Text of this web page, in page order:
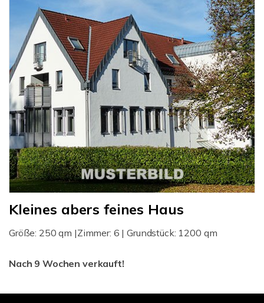
Kleines abers feines Haus
Größe: 250 qm |Zimmer: 6 | Grundstück: 1200 qm
Nach 9 Wochen verkauft!